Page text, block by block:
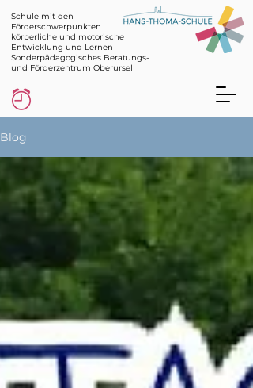
Schule mit den
Förderschwerpunkten
körperliche und motorische
Entwicklung und Lernen
Sonderpädagogisches Beratungs-
und Förderzentrum Oberursel
Blog